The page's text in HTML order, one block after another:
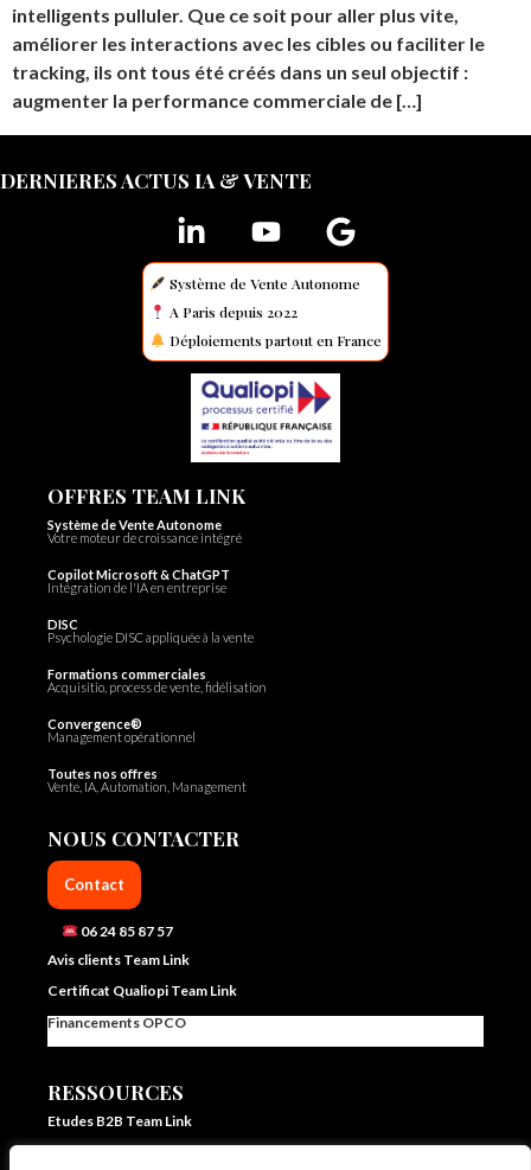
intelligents pulluler. Que ce soit pour aller plus vite,
améliorer les interactions avec les cibles ou faciliter le
tracking, ils ont tous été créés dans un seul objectif :
augmenter la performance commerciale de […]
DERNIERES ACTUS IA & VENTE
Système de Vente Autonome
A Paris depuis 2022
Déploiements partout en France
OFFRES TEAM LINK
Système de Vente Autonome
Votre moteur de croissance intégré
Copilot Microsoft & ChatGPT
Intégration de l'IA en entreprise
DISC
Psychologie DISC appliquée à la vente
Formations commerciales
Acquisitio, process de vente, fidélisation
Convergence®
Management opérationnel
Toutes nos offres
Vente, IA, Automation, Management
NOUS CONTACTER
Contact
06 24 85 87 57
Avis clients Team Link
Certificat Qualiopi Team Link
Financements OPCO
RESSOURCES
Etudes B2B Team Link